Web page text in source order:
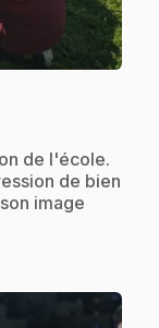
de l'école.
de bien
image